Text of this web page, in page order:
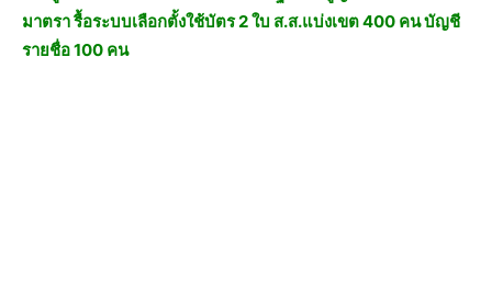
มาตรา รื้อระบบเลือกตั้งใช้บัตร 2 ใบ ส.ส.แบ่งเขต 400 คน บัญชี
รายชื่อ 100 คน